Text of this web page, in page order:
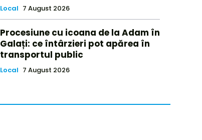
Local 7 August 2026
Procesiune cu icoana de la Adam în
Galați: ce întârzieri pot apărea în
transportul public
Local 7 August 2026